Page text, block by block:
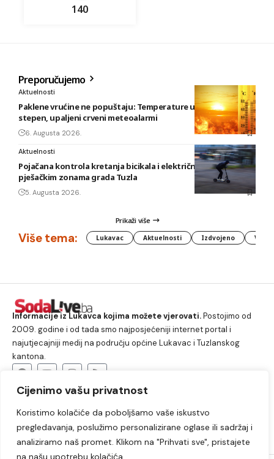
Cijenimo vašu privatnost
Koristimo kolačiće da poboljšamo vaše iskustvo
pregledavanja, poslužimo personalizirane oglase ili sadržaj i
analiziramo naš promet. Klikom na "Prihvati sve", pristajete
na našu upotrebu kolačića.
140
Preporučujemo
Aktuelnosti
Paklene vrućine ne popuštaju: Temperature u BiH i do 41
stepen, upaljeni crveni meteoalarmi
6. Augusta 2026.
Aktuelnosti
Pojačana kontrola kretanja bicikala i električnih romobila u
pješačkim zonama grada Tuzla
5. Augusta 2026.
Prikaži više
Više tema: Lukavac Aktuelnosti Izdvojeno
Informacije iz Lukavca kojima možete vjerovati.Postojimo od
2009. godine i od tada smo najposjećeniji internet portal i
najutjecajniji medij na području općine Lukavac i Tuzlanskog
kantona.
Lukavac Društvo Crna hronika
Sport
Kultura
Kolumne Slobodno vrijeme